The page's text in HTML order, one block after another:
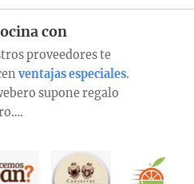
con
proveedores te
ventajas especiales.
supone regalo